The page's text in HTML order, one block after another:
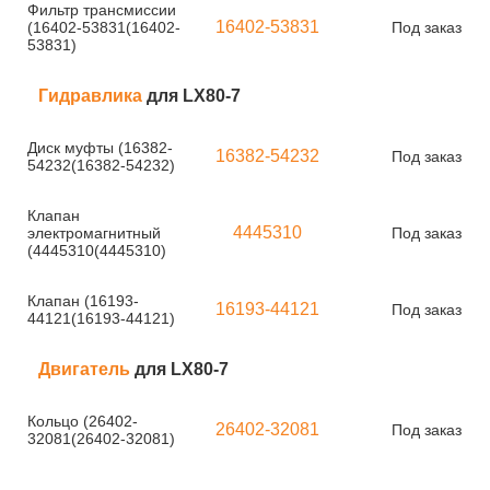
Фильтр трансмиссии
(16402-53831(16402-
53831)
16402-53831 Под заказ
Гидравлика для LX80-7
Диск муфты (16382-
54232(16382-54232)
16382-54232 Под заказ
Клапан
электромагнитный
(4445310(4445310)
4445310 Под заказ
Клапан (16193-
44121(16193-44121)
16193-44121 Под заказ
Двигатель для LX80-7
Кольцо (26402-
32081(26402-32081)
26402-32081 Под заказ